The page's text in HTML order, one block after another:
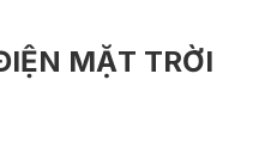
MẶT TRỜI